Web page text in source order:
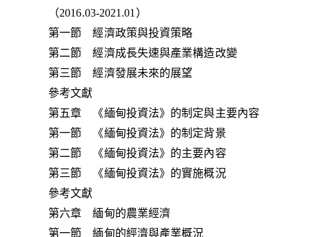
（2016.03-2021.01）
第一節 經濟政策與投資策略
第二節 經濟成長失速與產業構造改變
第三節 經濟發展未來的展望
參考文獻
第五章 《緬甸投資法》的制定與主要內容
第一節 《緬甸投資法》的制定背景
第二節 《緬甸投資法》的主要內容
第三節 《緬甸投資法》的實施概況
參考文獻
第六章 緬甸的農業經濟
第一節 緬甸的經濟與產業概況